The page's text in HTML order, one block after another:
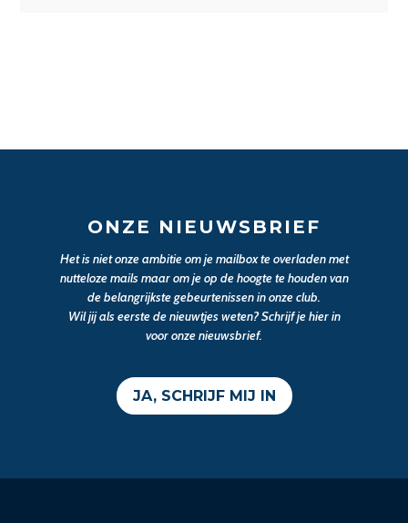
ONZE NIEUWSBRIEF
Het is niet onze ambitie om je mailbox te overladen met
nutteloze mails maar om je op de hoogte te houden van
de belangrijkste gebeurtenissen in onze club.
Wil jij als eerste de nieuwtjes weten? Schrijf je hier in
voor onze nieuwsbrief.
JA, SCHRIJF MIJ IN